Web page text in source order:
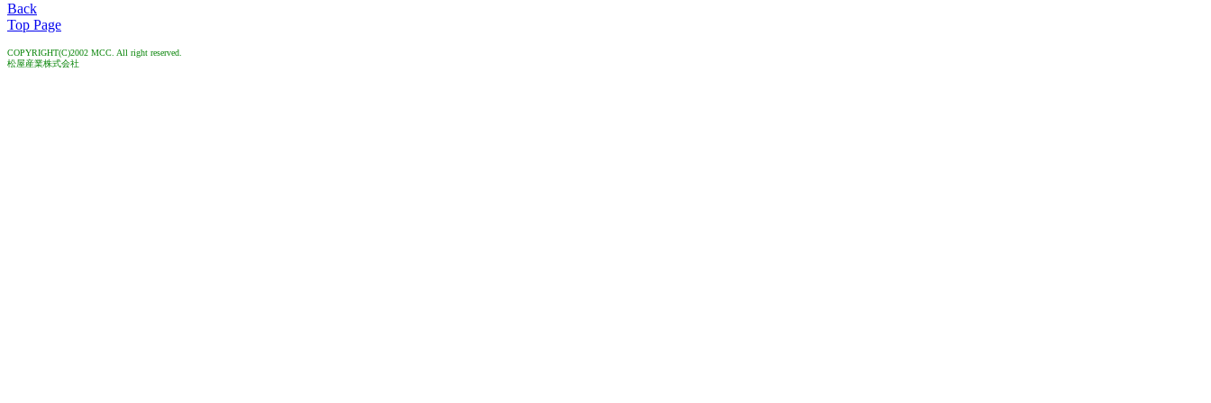
Back
Top Page
COPYRIGHT(C)2002 MCC. All right reserved.
松屋産業株式会社